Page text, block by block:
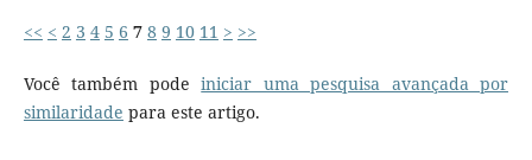
<< < 2 3 4 5 6 7 8 9 10 11 > >>
Você também podeiniciar uma pesquisa avançada por
similaridade para este artigo.